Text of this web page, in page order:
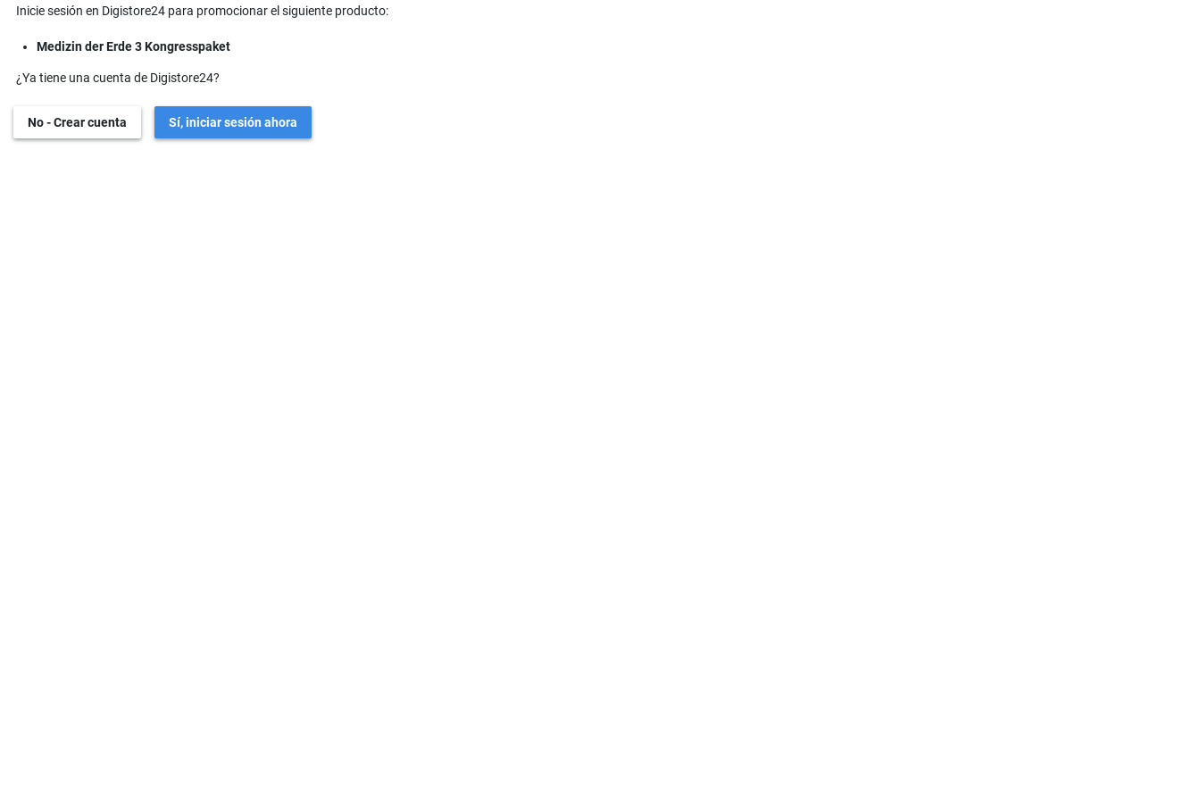
Inicie sesión en Digistore24 para promocionar el siguiente producto:
Medizin der Erde 3 Kongresspaket
¿Ya tiene una cuenta de Digistore24?
No - Crear cuenta Sí, iniciar sesión ahora